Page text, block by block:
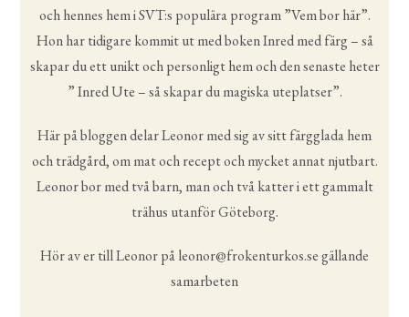
och hennes hem i SVT:s populära program ”Vem bor här”.
Hon har tidigare kommit ut med boken Inred med färg – så
skapar du ett unikt och personligt hem och den senaste heter
” Inred Ute – så skapar du magiska uteplatser”.
Här på bloggen delar Leonor med sig av sitt färgglada hem
och trädgård, om mat och recept och mycket annat njutbart.
Leonor bor med två barn, man och två katter i ett gammalt
trähus utanför Göteborg.
Hör av er till Leonor på leonor@frokenturkos.se gällande
samarbeten